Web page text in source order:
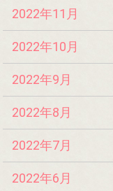
2022年11月
2022年10月
2022年9月
2022年8月
2022年7月
2022年6月